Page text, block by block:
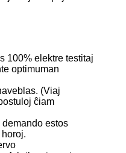
100% elektre testitaj
optimuman
(Viaj
ĉiam
estos